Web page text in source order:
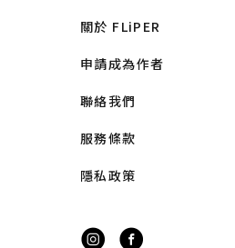
關於 FLiPER
申請成為作者
聯絡我們
服務條款
隱私政策